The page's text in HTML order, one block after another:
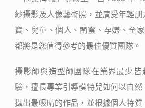
紗攝影及人像藝術照，並廣受年輕
寶、兒童、個人、閨蜜、孕婦、全
都將是您值得參考的最佳優質團隊。
攝影師與造型師團隊在業界最少皆
驗，擅長專業引導模特兒如何以自
攝出最吸晴的作品，並根據個人特